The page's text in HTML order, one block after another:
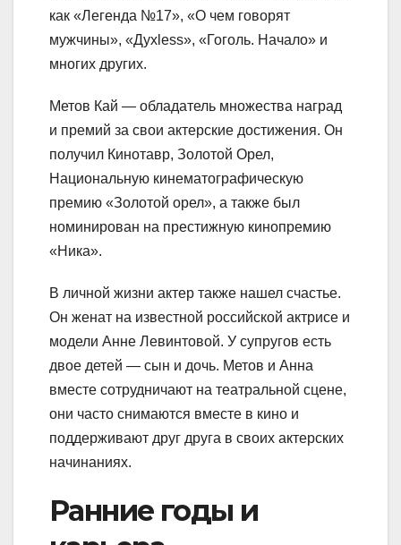
как «Легенда №17», «О чем говорят
мужчины», «Духless», «Гоголь. Начало» и
многих других.
Метов Кай — обладатель множества наград
и премий за свои актерские достижения. Он
получил Кинотавр, Золотой Орел,
Национальную кинематографическую
премию «Золотой орел», а также был
номинирован на престижную кинопремию
«Ника».
В личной жизни актер также нашел счастье.
Он женат на известной российской актрисе и
модели Анне Левинтовой. У супругов есть
двое детей — сын и дочь. Метов и Анна
вместе сотрудничают на театральной сцене,
они часто снимаются вместе в кино и
поддерживают друг друга в своих актерских
начинаниях.
Ранние годы и